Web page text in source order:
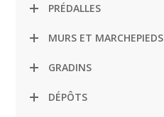
PRÉDALLES
MURS ET MARCHEPIEDS
GRADINS
DÉPÔTS